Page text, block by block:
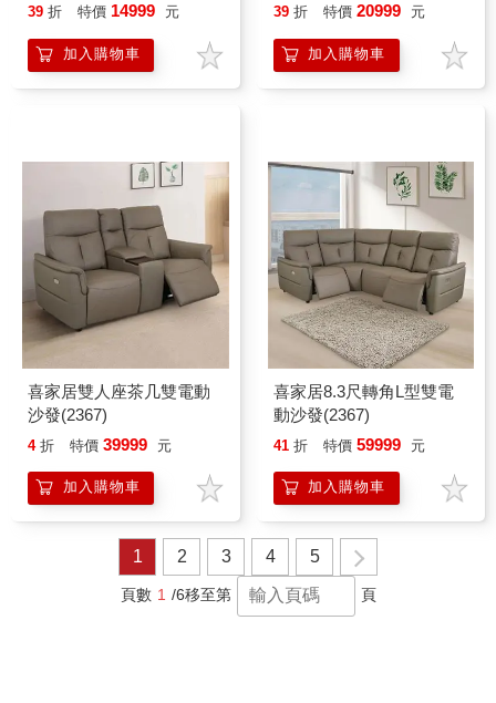
39 折 特價 14999 元
加入購物車
39 折 特價 20999 元
加入購物車
喜家居雙人座茶几雙電動
沙發(2367)
4 折 特價 39999 元
加入購物車
喜家居8.3尺轉角L型雙電
動沙發(2367)
41 折 特價 59999 元
加入購物車
1 2 3 4 5
頁數 1 /6移至第 頁